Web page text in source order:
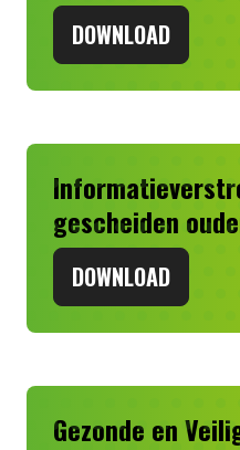
DOWNLOAD
gescheiden
DOWNLOAD
Gezonde en